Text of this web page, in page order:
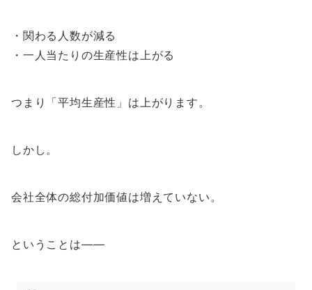
・関わる人数が減る
・一人当たりの生産性は上がる
つまり「平均生産性」は上がります。
しかし。
会社全体の総付加価値は増えていない。
ということは――